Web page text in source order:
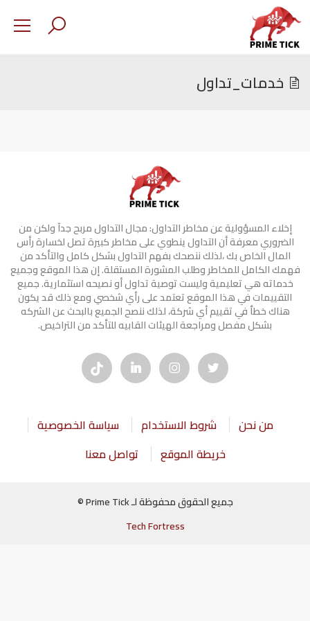
خدمات_تداول
إخلاء المسؤولية عن مخاطر التداول: مجال التداول مربح جدآ ولكن من
الضروري معرفة أن التداول ينطوي على مخاطر كبيرة تصل لخسارة رأس
المال الخاص بك ،لذلك ننصحك بفهم التداول بشكل كامل والتأكد من
فهمك الكامل للمخاطر وطلب المشورة المستقلة. إن هذا الموقع وجميع
خدماته هي تعليمية وليست توصية تداول أو نصيحه استثمارية. جميع
التقييمات في هذا الموقع تعتمد على رأي شخصي ومع ذلك قد يكون
هناك خطأ في تقييم أي شركة، لذلك ننصح الجميع بالبحث عن الشركه
بشكل مفصل ومراجعة الهيئات القابيه للتأكد من التراخيص.
من نحن شروط الاستخدام
سياسة الخصوصية
خريطة الموقع
تواصل معنا
جميع الحقوق محفوظة لـ Prime Tick ©
Tech Fortress